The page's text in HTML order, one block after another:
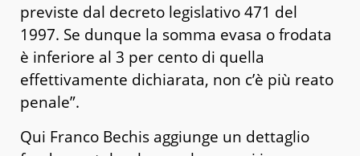
previste dal decreto legislativo 471 del
1997. Se dunque la somma evasa o frodata
è inferiore al 3 per cento di quella
effettivamente dichiarata, non c’è più reato
penale”.
Qui Franco Bechis aggiunge un dettaglio